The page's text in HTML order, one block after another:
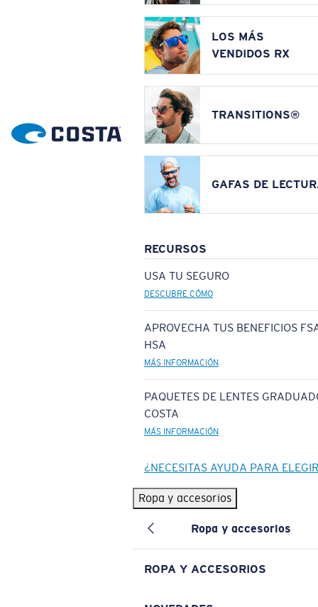
LOS MÁS
VENDIDOS RX
TRANSITIONS®
GAFAS DE
RECURSOS
USA TU SEGURO
DESCUBRE CÓMO
APROVECHA TUS BENEFICIOS
HSA
MÁS INFORMACIÓN
PAQUETES DE LENTES
COSTA
MÁS INFORMACIÓN
¿NECESITAS AYUDA PARA
Ropa y accesorios
Ropa y accesorios
ROPA Y ACCESORIOS